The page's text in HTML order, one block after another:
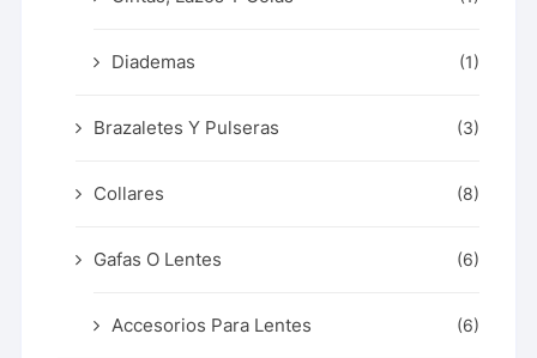
Diademas (1)
Brazaletes Y Pulseras (3)
Collares (8)
Gafas O Lentes (6)
Accesorios Para Lentes (6)